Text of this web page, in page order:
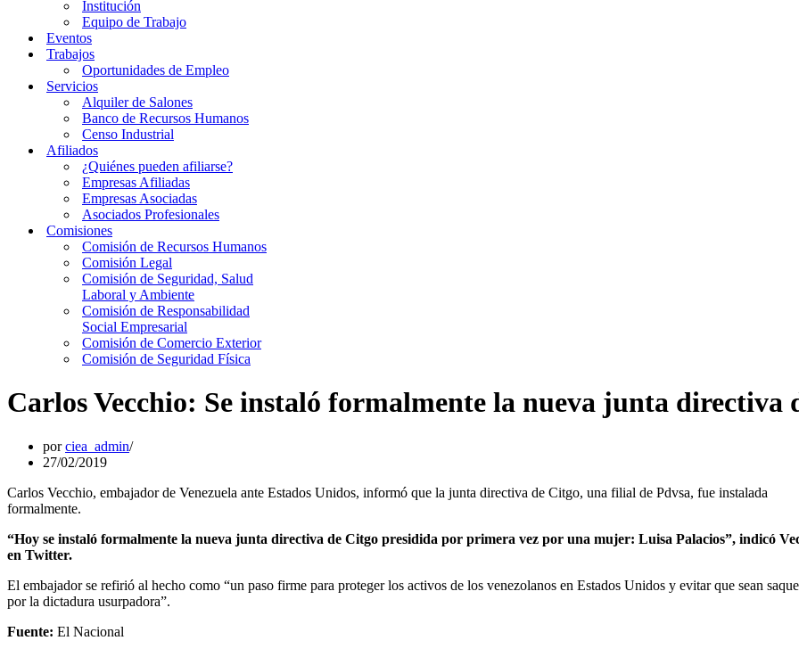
Institución
Equipo de Trabajo
Eventos
Trabajos
Oportunidades de Empleo
Servicios
Alquiler de Salones
Banco de Recursos Humanos
Censo Industrial
Afiliados
¿Quiénes pueden afiliarse?
Empresas Afiliadas
Empresas Asociadas
Asociados Profesionales
Comisiones
Comisión de Recursos Humanos
Comisión Legal
Comisión de Seguridad, Salud
Laboral y Ambiente
Comisión de Responsabilidad
Social Empresarial
Comisión de Comercio Exterior
Comisión de Seguridad Física
Carlos Vecchio: Se instaló formalmente la nueva junta directiva
porciea_admin
27/02/2019
Carlos Vecchio, embajador de Venezuela ante Estados Unidos, informó que la junta directiva de Citgo, una filial de Pdvsa, fue instalada
formalmente.
“Hoy se instaló formalmente la nueva junta directiva de Citgo presidida por primera vez por una mujer: Luisa Palacios”, indicó
en Twitter.
El embajador se refirió al hecho como “un paso firme para proteger los activos de los venezolanos en Estados Unidos y evitar que sean
por la dictadura usurpadora”.
Fuente: El Nacional